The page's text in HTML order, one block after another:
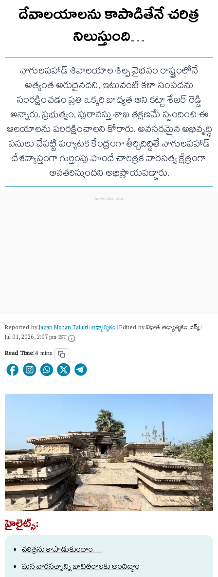
దేవాలయాలను కాపాడితేనే చరిత్ర
నిలుస్తుంది…
నాగులపహాడ్ శివాలయాల శిల్ప వైభవం రాష్ట్రంలోనే
అత్యంత అరుదైనదని, ఇటువంటి కళా సంపదను
సంరక్షించడం ప్రతి ఒక్కరి బాధ్యత అని కట్టా శేఖర్ రెడ్డి
అన్నారు. ప్రభుత్వం, పురావస్తు శాఖ తక్షణమే స్పందించి ఈ
ఆలయాలను పరిరక్షించాలని కోరారు. అవసరమైన అభివృద్ధి
పనులు చేపట్టి పర్యాటక కేంద్రంగా తీర్చిదిద్దితే నాగులపహాడ్
దేశవ్యాప్తంగా గుర్తింపు పొందే చారిత్రక వారసత్వ క్షేత్రంగా
అవతరిస్తుందని అభిప్రాయపడ్డారు.
Reported by:Jagan Mohan Talluri|ఆధ్యాత్మికం|Edited by:విధాత ఆధ్యాత్మికం డెస్క్|
Jul 01, 2026, 2:07 pm IST
Read Time:4 mins
హైలైట్స్:
చరిత్రను కాపాడుకుందాం…
మన వారసత్వాన్ని భావితరాలకు అందిద్దాం